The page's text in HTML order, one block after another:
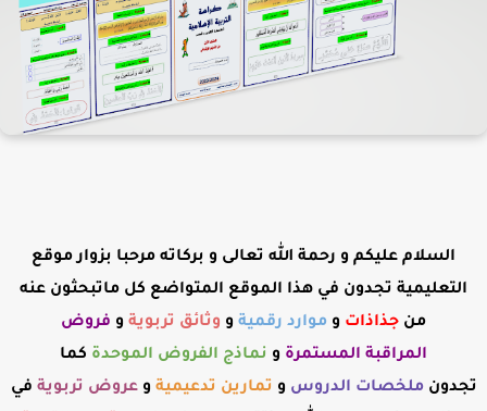
السلام عليكم و رحمة الله تعالى و بركاته مرحبا بزوار موقع
التعليمية تجدون في هذا الموقع المتواضع كل ماتبحثون عنه
من جذاذات و موارد رقمية و وثائق تربوية و فروض
المراقبة المستمرة و نماذج الفروض الموحدة كما
تجدونملخصات الدروس و تمارين تدعيمية وعروض تربوية في